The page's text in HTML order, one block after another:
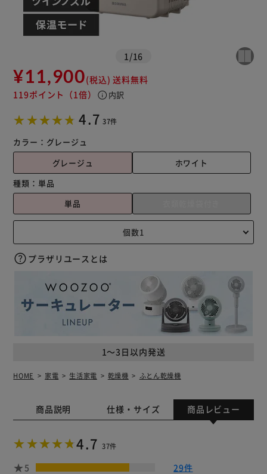
1 /16
¥11,900(税込) 送料無料
119ポイント （1倍） info 内訳
4.7 37件
カラー： グレージュ
グレージュ
ホワイト
種類： 単品
単品
1～3日以内発送
プラザリユースとは
HOME 家電 生活家電 乾燥機 ふとん乾燥機
商品説明 仕様・サイズ 商品レビュー
4.7 37件
5
29件
カートに入れる